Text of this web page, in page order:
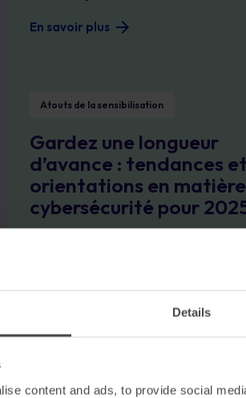
Details
content and ads, to provide social
En savoir plus
Atouts de la sensibilisation
Gardez une longueur
d’avance : tendances et
orientations en
cybersécurité pour
Formation à la
technologie